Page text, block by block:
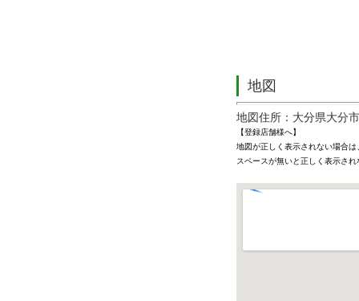
地図
地図住所：大分県大分
【登録店舗様へ】
地図が正しく表示されない場合
スペースが無いと正しく表示さ